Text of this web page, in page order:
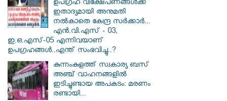
ഉപഗ്രഹ വിക്ഷേപണങ്ങൾക്ക്
ഇതാദ്യമായി അനുമതി
നൽകാതെ കേന്ദ്ര സർക്കാർ...
എൻ.വി.എസ് - 03,
ഇ.ഒ.എസ്-05 എന്നിവയാണ്
ഉപഗ്രഹങ്ങൾ..എന്ത് സംഭവിച്ചു..?
കുന്നംകുളത്ത് സ്വകാര്യ ബസ്
അഞ്ച് വാഹനങ്ങളിൽ
ഇടിച്ചുണ്ടായ അപകടം: മരണം
രണ്ടായി...